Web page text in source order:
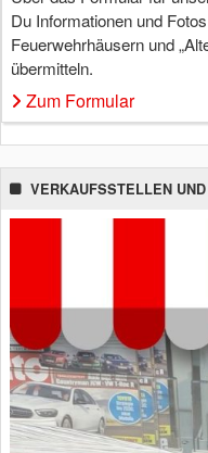
Du Informationen und
Feuerwehrhäusern und
übermitteln.
Zum Formular
VERKAUFSSTELLEN